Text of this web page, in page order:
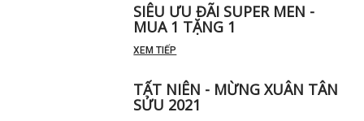
SIÊU ƯU ĐÃI SUPER MEN -
MUA 1 TẶNG 1
XEM TIẾP
TẤT NIÊN - MỪNG XUÂN TÂN
SỬU 2021